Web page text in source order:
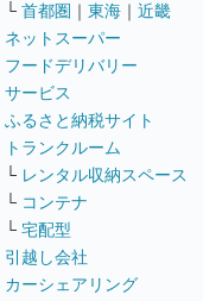
└ 首都圏 ｜ 東海 ｜ 近畿
ネットスーパー
フードデリバリー
サービス
ふるさと納税サイト
トランクルーム
└ レンタル収納スペース
└ コンテナ
└ 宅配型
引越し会社
カーシェアリング